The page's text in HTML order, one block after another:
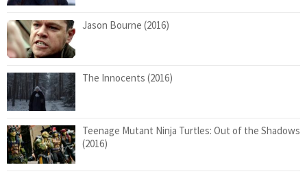
Jason Bourne (2016)
The Innocents (2016)
Teenage Mutant Ninja Turtles: Out of the Shadows
(2016)